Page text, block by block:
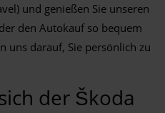
und genießen Sie unseren
den Autokauf so bequem
uns darauf, Sie persönlich zu
der Škoda